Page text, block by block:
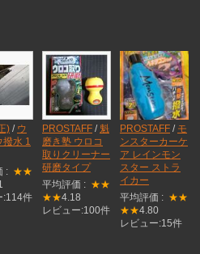
) / ウ
撥水 1
: ★★
:114件
PROSTAFF / 魁
磨き塾 ウロコ
取りクリーナー
研磨タイプ
平均評価 : ★★
★★4.18
レビュー:100件
PROSTAFF / モ
ンスターカーケ
ア レインモン
スター ストラ
イカー
平均評価 : ★★
★★4.80
レビュー:15件